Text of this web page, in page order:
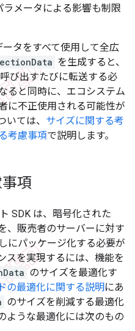
ラメータによる影響も制限
タをすべて使用して全広
を生成すると、
び出すたびに転送する必
ると同時に、エコシステム
に不正使用される可能性が
いては、 サイズに関する考
考慮事項で説明します。
項
SDK は、暗号化された
、販売者のサーバーに対す
にパッケージ化する必要が
スを実現するには、機能を
のサイズを最適化す
の最適化に関する説明 にあ
のサイズを削減する最適化
ような最適化には次のもの